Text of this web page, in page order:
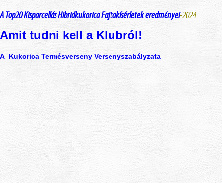
A Top20 Kisparcellás Hibridkukorica Fajtakísérletek eredményei-2024
Amit tudni kell a Klubról!
A Kukorica Termésverseny Versenyszabályzata